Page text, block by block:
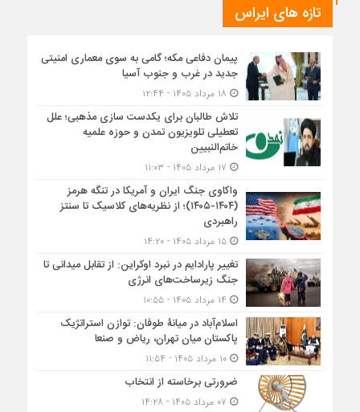
تازه های ایراس
پیمان دفاعی مکه؛ گامی به سوی معماری امنیتی
جدید در غرب و جنوب آسیا
تلاش طالبان برای یکدست سازی مذهبی؛ علل
تعطیلی تلویزیون تمدن و حوزه علمیه
خاتم‌النبیین
واکاوی جنگ ایران و آمریکا در تنگه هرمز
(۱۴۰۴-۱۴۰۵)؛ از نظریه‌های کلاسیک تا سنتز
راهبردی
۱۵ مرداد ۱۴۰۵ - ۱۴:۲۰
تغییر پارادایم در نبرد اوکراین: از تقابل میدانی تا
جنگ زیرساخت‌های انرژی
اسلام‌آباد در میانۀ طوفان: توازن استراتژیک
پاکستان میان تهران، ریاض و صنعا
۱۰ مرداد ۱۴۰۵ - ۱۱:۵۴
ضرورتی برخاسته از انتخاب